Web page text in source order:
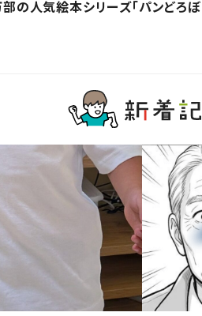
の人気絵本シリーズ「パンどろ